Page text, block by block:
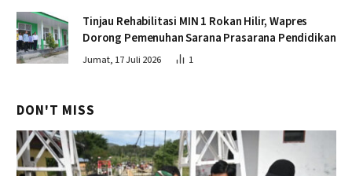
Tinjau Rehabilitasi MIN 1 Rokan Hilir, Wapres
Dorong Pemenuhan Sarana Prasarana Pendidikan
Jumat, 17 Juli 2026 1
DON'T MISS